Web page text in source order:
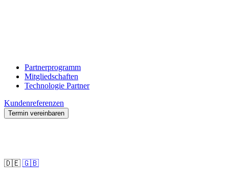
Partnerprogramm
Mitgliedschaften
Technologie Partner
Kundenreferenzen
Termin vereinbaren
🇩🇪 🇬🇧